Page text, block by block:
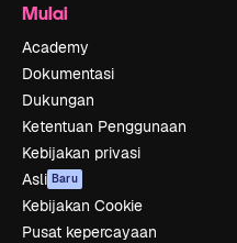
Mulai
Academy
Dokumentasi
Dukungan
Ketentuan Penggunaan
Kebijakan privasi
Asli Baru
Kebijakan Cookie
Pusat kepercayaan